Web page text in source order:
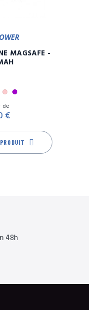
MAGSAFE -
RoseViolet
de
€
48h